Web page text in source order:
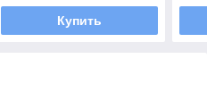
Купить